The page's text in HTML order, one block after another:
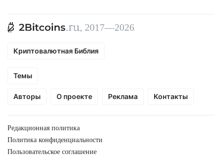
, 2017—2026
Криптовалютная Библия
Темы
Авторы О проекте Реклама Контакты
Редакционная политика
Политика конфиденциальности
Пользовательское соглашение